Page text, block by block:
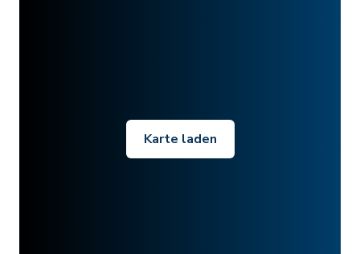
Karte laden